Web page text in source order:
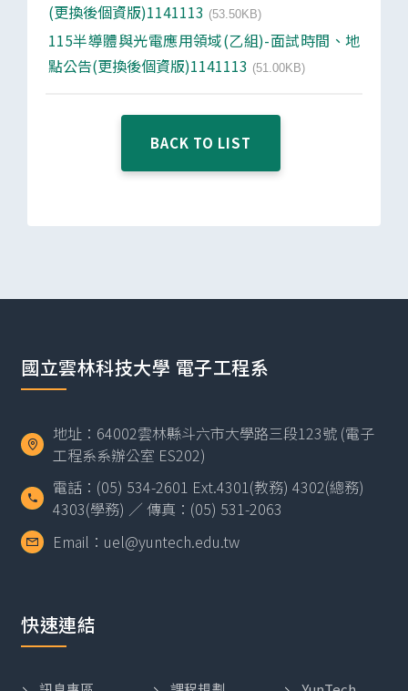
(更換後個資版)1141113 (53.50KB)
115半導體與光電應用領域(乙組)-面試時間、地
點公告(更換後個資版)1141113 (51.00KB)
BACK TO LIST
國立雲林科技大學 電子工程系
地址：64002雲林縣斗六市大學路三段123號 (電子
工程系系辦公室 ES202)
電話：(05) 534-2601 Ext.4301(教務) 4302(總務)
4303(學務) ／ 傳真：(05) 531-2063
Email：uel@yuntech.edu.tw
快速連結